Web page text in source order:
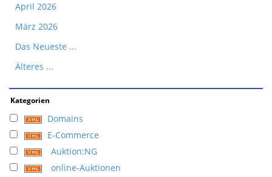
April 2026
März 2026
Das Neueste ...
Älteres ...
Kategorien
Domains
E-Commerce
Auktion:NG
online-Auktionen